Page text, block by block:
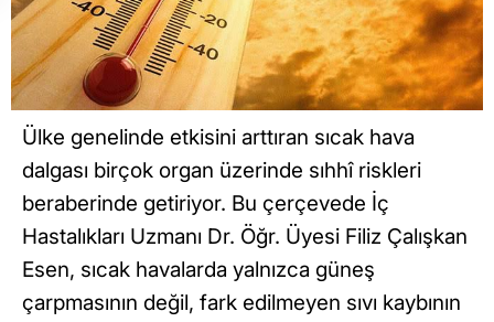
Ülke genelinde etkisini arttıran sıcak hava
dalgası birçok organ üzerinde sıhhî riskleri
beraberinde getiriyor. Bu çerçevede İç
Hastalıkları Uzmanı Dr. Öğr. Üyesi Filiz Çalışkan
Esen, sıcak havalarda yalnızca güneş
çarpmasının değil, fark edilmeyen sıvı kaybının